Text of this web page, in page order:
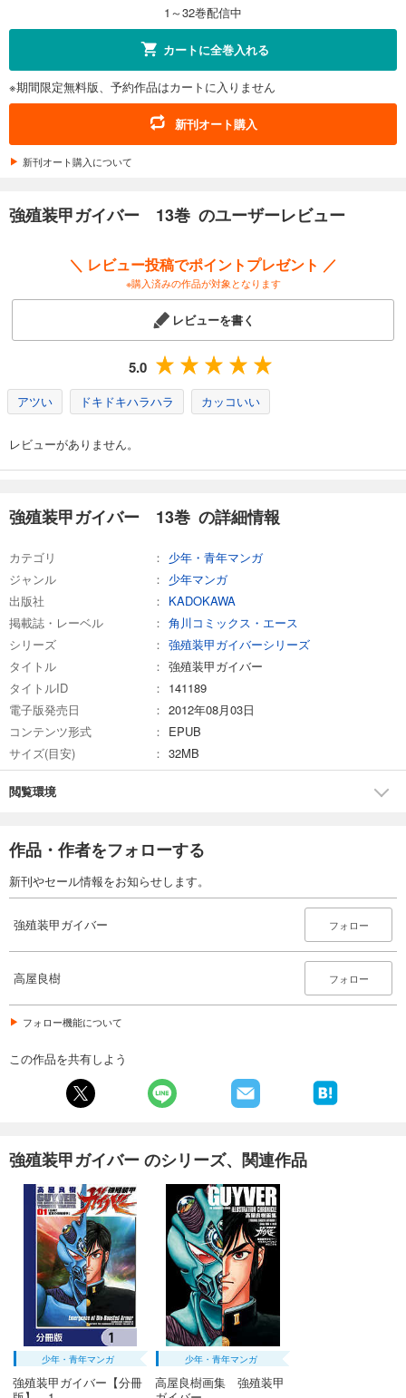
強殖装甲ガイバー 22巻
円 (税込)
強殖装甲ガイバー 23巻
試し読み
あらすじを表示する
強殖装甲ガイバー 24巻
あらすじを表示する
616円 (税込)
あらすじを表示する
強殖装甲ガイバー 26巻
あらすじを表示する
強殖装甲ガイバー 27巻
616円 (税込)
あらすじを表示する
強殖装甲ガイバー 28巻
616円 (税込)
カート
試し読み
強殖装甲ガイバー 29巻
616 円 (税込)
あらすじを表示する
616円 (税込)
あらすじを表示する
強殖装甲ガイバー 31巻
616円 (税込)
あらすじを表示する
強殖装甲ガイバー 32巻
1～32巻配信中
カートに全巻入れる
※期間限定無料版、予約作品はカートに入りません
新刊オート購入
新刊オート購入について
強殖装甲ガイバー 13巻 のユーザーレビュー
＼ レビュー投稿でポイントプレゼント ／
※購入済みの作品が対象となります
レビューを書く
5.0
アツい ドキドキハラハラ カッコいい
レビューがありません。
強殖装甲ガイバー 13巻 の詳細情報
カテゴリ
少年・青年マンガ
ジャンル
少年マンガ
出版社
KADOKAWA
掲載誌・レーベル
角川コミックス・エース
シリーズ
強殖装甲ガイバーシリーズ
タイトル
強殖装甲ガイバー
タイトルID
141189
電子版発売日
2012年08月03日
コンテンツ形式
EPUB
サイズ(目安)
32MB
閲覧環境
作品・作者をフォローする
新刊やセール情報をお知らせします。
強殖装甲ガイバー フォロー
高屋良樹 フォロー
フォロー機能について
この作品を共有しよう
強殖装甲ガイバー のシリーズ、関連作品
少年・青年マンガ
強殖装甲ガイバー【分冊
少年・青年マンガ
高屋良樹画集 強殖装甲